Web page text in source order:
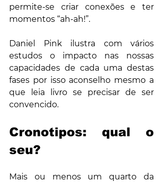
permite-se criar conexões e ter
momentos “ah-ah!”.
Daniel Pink ilustra com vários
estudos o impacto nas nossas
capacidades de cada uma destas
fases por isso aconselho mesmo a
que leia livro se precisar de ser
convencido.
Cronotipos: qual o
seu?
Mais ou menos um quarto da